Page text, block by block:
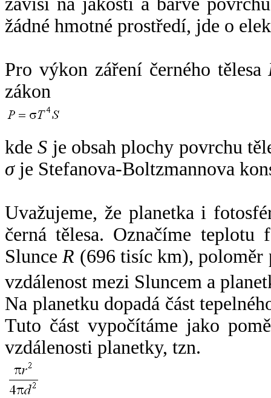
žádné hmotné prostředí, jde o
Pro výkon záření černého tělesa
zákon
kdeS je obsah plochy povrchu
σje Stefanova-Boltzmannova
Uvažujeme, že planetka i
černá tělesa. Označíme
SlunceR (696 tisíc km),
vzdálenost mezi Sluncem a
Na planetku dopadá část
Tuto část vypočítáme jako
vzdálenosti planetky, tzn.